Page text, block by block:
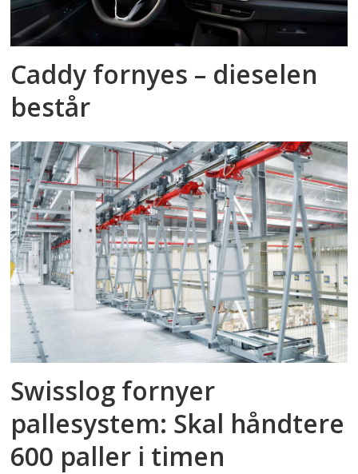
Caddy fornyes – dieselen
består
Swisslog fornyer
pallesystem: Skal håndtere
600 paller i timen